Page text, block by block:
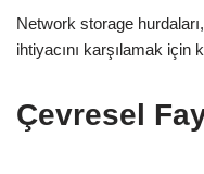
Network storage
ihtiyacını karşılamak için
Çevresel